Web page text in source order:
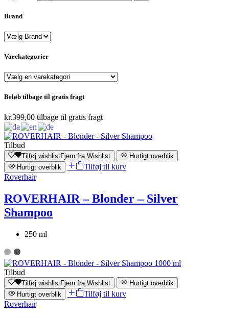
Brand
Varekategorier
Beløb tilbage til gratis fragt
kr.399,00 tilbage til gratis fragt
Tilbud
Tilføj wishlistFjern fra Wishlist
Hurtigt overblik
Hurtigt overblik
Tilføj til kurv
Roverhair
ROVERHAIR – Blonder – Silver
Shampoo
250 ml
Tilbud
Tilføj wishlistFjern fra Wishlist
Hurtigt overblik
Hurtigt overblik
Tilføj til kurv
Roverhair